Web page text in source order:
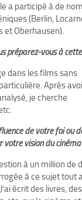
a participé à de
(Berlin,
et Oberhausen).
préparez-vous à
dans les films sans
Après
je cherche
de votre foi ou
votre vision du cinéma
à un million de
à ce sujet tout
écrit des livres,